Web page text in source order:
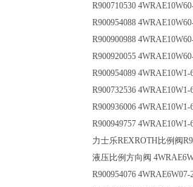
R900710530
R900954088
R900900988
R900920055
R900954089
R900732536
R900936006
R900949757
力士乐REXROTH比例阀
液压比例方向阀
R900954076